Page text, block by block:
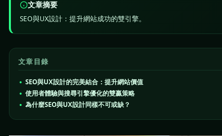
文章摘要
SEO與UX設計：提升網站成功的雙引擎。
文章目錄
SEO與UX設計的完美結合：提升網站價值
使用者體驗與搜尋引擎優化的雙贏策略
為什麼SEO與UX設計同樣不可或缺？